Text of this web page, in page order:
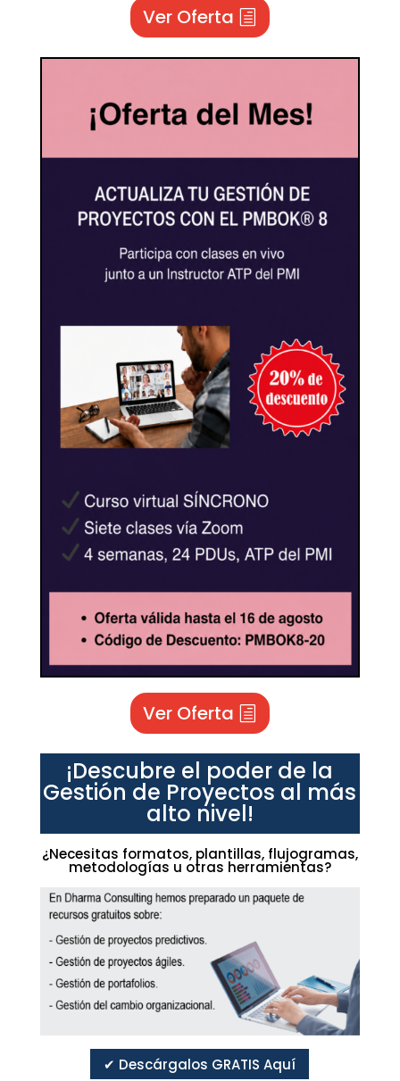
Ver Oferta
Ver Oferta
¡Descubre el poder de la
Gestión de Proyectos al más
alto nivel!
¿Necesitas formatos, plantillas, flujogramas,
metodologías u otras herramientas?
✔ Descárgalos GRATIS Aquí